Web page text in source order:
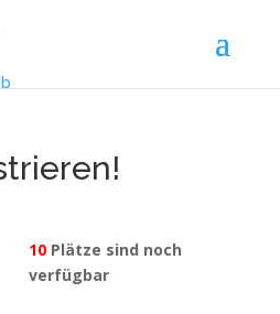
10Plätze sind noch
verfügbar